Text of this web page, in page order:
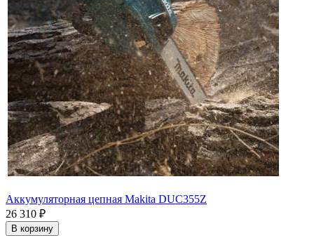
Аккумуляторная цепная Makita DUC355Z
26 310 ₽
В корзину